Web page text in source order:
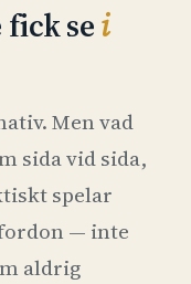
fick sei
Men vad
sida vid sida,
spelar
— inte
aldrig